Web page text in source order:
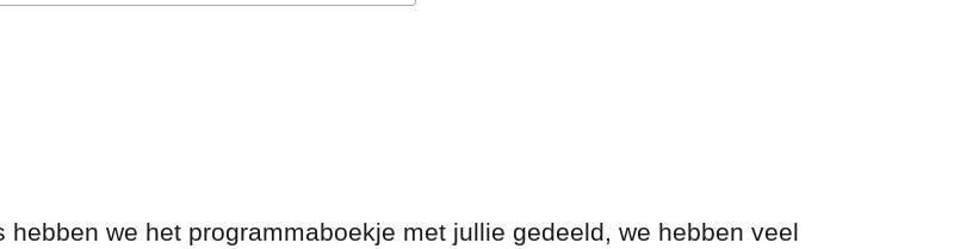
we het programmaboekje met jullie gedeeld, we hebben veel